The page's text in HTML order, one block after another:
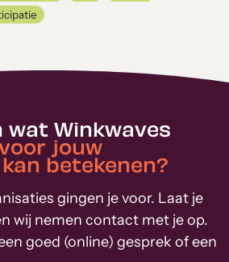
wat Winkwaves
jouw
betekenen?
gingen je voor. Laat je
wij nemen contact met je op.
goed (online) gesprek of een